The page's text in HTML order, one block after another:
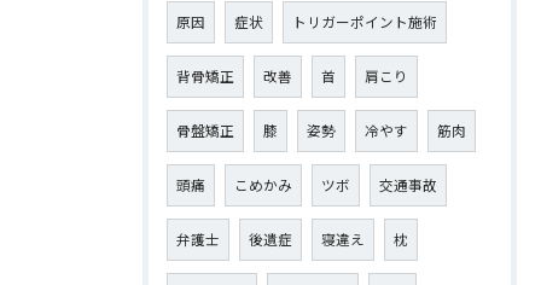
原因 症状 トリガーポイント施術
背骨矯正 改善 首 肩こり
骨盤矯正 膝 姿勢 冷やす 筋肉
頭痛 こめかみ ツボ 交通事故
弁護士 後遺症 寝違え 枕